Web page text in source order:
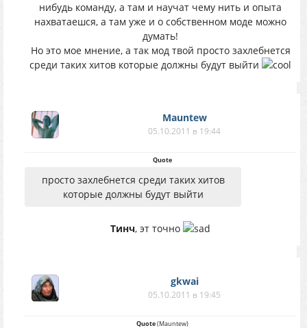
нибудь команду, а там и научат чему нить и опыта
нахватаешся, а там уже и о собственном моде можно
думать!
Но это мое мнение, а так мод твой просто захлебнется
среди таких хитов которые должны будут выйти
Mauntew
05.10.2011 в 19:44
Quote
просто захлебнется среди таких хитов
которые должны будут выйти
Тинч, эт точно
gkwai
05.10.2011 в 19:45
Quote(Mauntew)